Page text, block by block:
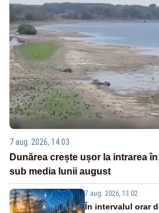
7 aug. 2026, 14:03
Dunărea crește ușor la intrarea
sub media lunii august
7 aug. 2026, 13:02
În intervalul orar